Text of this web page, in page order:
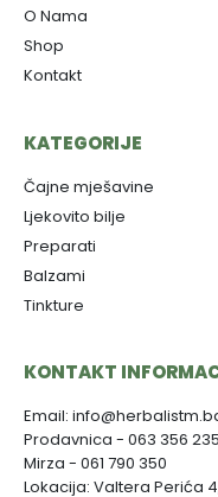
O Nama
Shop
Kontakt
KATEGORIJE
Čajne mješavine
Ljekovito bilje
Preparati
Balzami
Tinkture
KONTAKT
Email:
Prodavnica - 063 356 235
Mirza - 061 790 350
Lokacija: Valtera Perića